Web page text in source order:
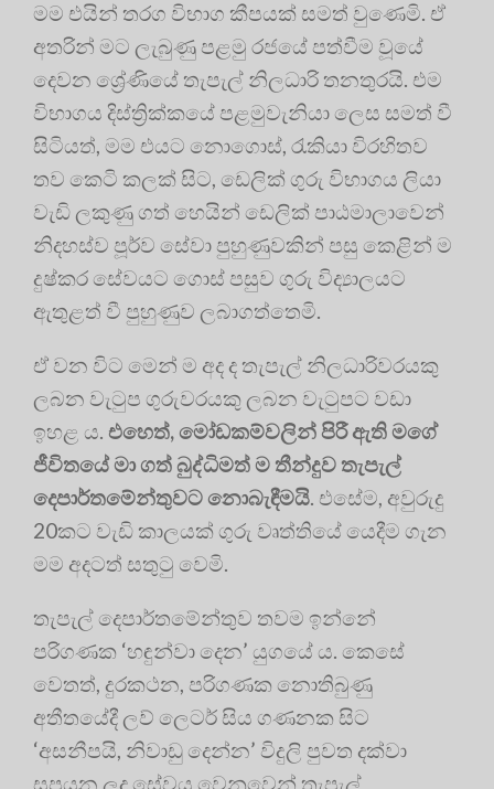
මම එයින් තරග විභාග කීපයක් සමත් වුණෙමි. ඒ
අතරින් මට ලැබුණු පළමු රජයේ පත්වීම වූයේ
දෙවන ශ්‍රේණියේ තැපැල් නිලධාරි තනතුරයි. එම
විභාගය දිස්ත්‍රික්කයේ පළමුවැනියා ලෙස සමත් වී
සිටියත්, මම එයට නොගොස්, රැකියා විරහිතව
තව කෙටි කලක් සිට, ඩෙලික් ගුරු විභාගය ලියා
වැඩි ලකුණු ගත් හෙයින් ඩෙලික් පාඨමාලාවෙන්
නිදහස්ව පූර්ව සේවා පුහුණුවකින් පසු කෙළින් ම
දුෂ්කර සේවයට ගොස් පසුව ගුරු විද්‍යාලයට
ඇතුළත් වී පුහුණුව ලබාගත්තෙමි.
ඒ වන විට මෙන් ම අද ද තැපැල් නිලධාරිවරයකු
ලබන වැටුප ගුරුවරයකු ලබන වැටුපට වඩා
ඉහළ ය. එහෙත්, මෝඩකම්වලින් පිරී ඇති මගේ
ජීවිතයේ මා ගත් බුද්ධිමත් ම තීන්දුව තැපැල්
දෙපාර්තමේන්තුවට නොබැඳීමයි . එසේම, අවුරුදු
20කට වැඩි කාලයක් ගුරු වෘත්තියේ යෙදීම ගැන
මම අදටත් සතුටු වෙමි.
තැපැල් දෙපාර්තමේන්තුව තවම ඉන්නේ
පරිගණක ‘හඳුන්වා දෙන’ යුගයේ ය. කෙසේ
වෙතත්, දුරකථන, පරිගණක නොතිබුණු
අතීතයේදී ලව් ලෙටර් සිය ගණනක සිට
‘අසනීපයි, නිවාඩු දෙන්න’ විදුලි පුවත දක්වා
සපයන ලද සේවය වෙනුවෙන් තැපැල්